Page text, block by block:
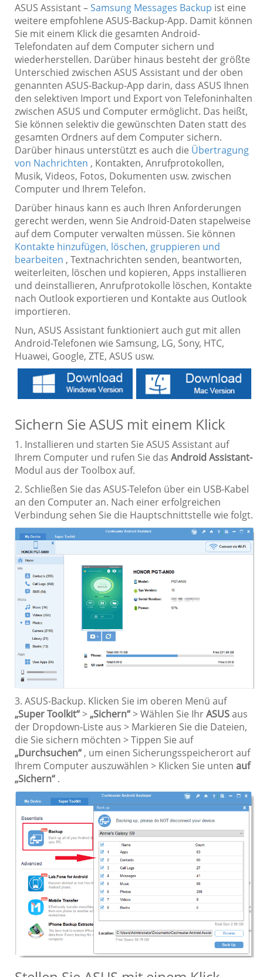
ASUS Assistant –Samsung Messages Backup ist eine
weitere empfohlene ASUS-Backup-App. Damit können
Sie mit einem Klick die gesamten Android-
Telefondaten auf dem Computer sichern und
wiederherstellen. Darüber hinaus besteht der größte
Unterschied zwischen ASUS Assistant und der oben
genannten ASUS-Backup-App darin, dass ASUS Ihnen
den selektiven Import und Export von Telefoninhalten
zwischen ASUS und Computer ermöglicht. Das heißt,
Sie können selektiv die gewünschten Daten statt des
gesamten Ordners auf dem Computer sichern.
Darüber hinaus unterstützt es auch die Übertragung
von Nachrichten , Kontakten, Anrufprotokollen,
Musik, Videos, Fotos, Dokumenten usw. zwischen
Computer und Ihrem Telefon.
Darüber hinaus kann es auch Ihren Anforderungen
gerecht werden, wenn Sie Android-Daten stapelweise
auf dem Computer verwalten müssen. Sie können
Kontakte hinzufügen, löschen, gruppieren und
bearbeiten , Textnachrichten senden, beantworten,
weiterleiten, löschen und kopieren, Apps installieren
und deinstallieren, Anrufprotokolle löschen, Kontakte
nach Outlook exportieren und Kontakte aus Outlook
importieren.
Nun, ASUS Assistant funktioniert auch gut mit allen
Android-Telefonen wie Samsung, LG, Sony, HTC,
Huawei, Google, ZTE, ASUS usw.
Sichern Sie ASUS mit einem Klick
1. Installieren und starten Sie ASUS Assistant auf
Ihrem Computer und rufen Sie das Android Assistant-
Modul aus der Toolbox auf.
2. Schließen Sie das ASUS-Telefon über ein USB-Kabel
an den Computer an. Nach einer erfolgreichen
Verbindung sehen Sie die Hauptschnittstelle wie folgt.
3. ASUS-Backup. Klicken Sie im oberen Menü auf
„Super Toolkit“>„Sichern“> Wählen Sie IhrASUSaus
der Dropdown-Liste aus > Markieren Sie die Dateien,
die Sie sichern möchten > Tippen Sie auf
„Durchsuchen“ , um einen Sicherungsspeicherort auf
Ihrem Computer auszuwählen > Klicken Sie unten auf
„Sichern“ .